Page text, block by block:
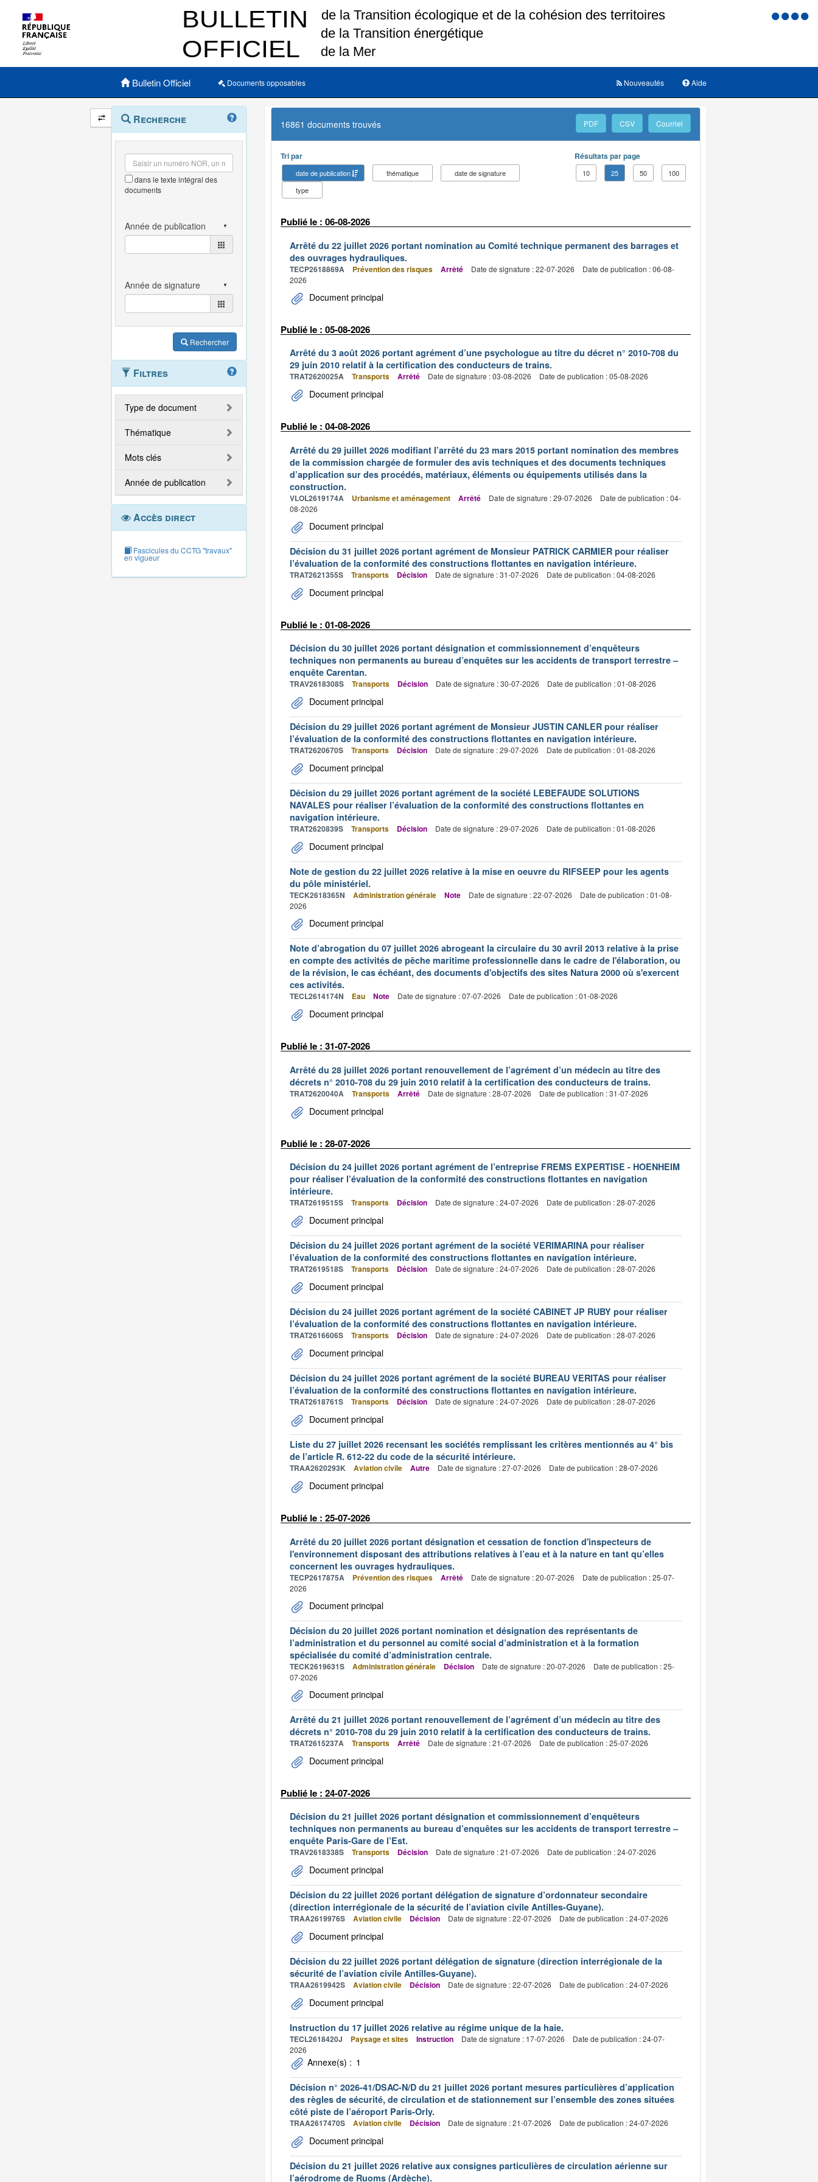
Menu
Menu principal
Bulletin Officiel Documents opposables Aide
Nouveautés
Navigation
et
outils
annexes
Menu
contextuel
Recherche
dans le texte intégral des
documents
Rechercher
Filtres
Type de document
Thématique
Mots clés
Année de publication
Accès direct
Fascicules du CCTG "travaux"
en vigueur
16861 documents trouvés PDF CSV Courriel
Tri par
date de publication thématique
date de signature
type
Résultats par page
10 25 50 100
Publié le : 06-08-2026
Arrêté du 22 juillet 2026 portant nomination au Comité technique permanent des barrages et
des ouvrages hydrauliques.
TECP2618869A Prévention des risques Arrêté Date de signature : 22-07-2026
Date de publication : 06-08-
2026
Document principal
Publié le : 05-08-2026
Arrêté du 3 août 2026 portant agrément d’une psychologue au titre du décret n° 2010-708 du
29 juin 2010 relatif à la certification des conducteurs de trains.
TRAT2620025A Transports Arrêté Date de signature : 03-08-2026 Date de publication : 05-08-2026
Document principal
Publié le : 04-08-2026
Arrêté du 29 juillet 2026 modifiant l’arrêté du 23 mars 2015 portant nomination des membres
de la commission chargée de formuler des avis techniques et des documents techniques
d’application sur des procédés, matériaux, éléments ou équipements utilisés dans la
construction.
VLOL2619174A Urbanisme et aménagement Arrêté Date de signature : 29-07-2026
Date de publication : 04-
08-2026
Document principal
Décision du 31 juillet 2026 portant agrément de Monsieur PATRICK CARMIER pour réaliser
l’évaluation de la conformité des constructions flottantes en navigation intérieure.
TRAT2621355S Transports Décision Date de signature : 31-07-2026 Date de publication : 04-08-2026
Document principal
Publié le : 01-08-2026
Décision du 30 juillet 2026 portant désignation et commissionnement d’enquêteurs
techniques non permanents au bureau d’enquêtes sur les accidents de transport terrestre –
enquête Carentan.
TRAV2618308S Transports Décision Date de signature : 30-07-2026 Date de publication : 01-08-2026
Document principal
Décision du 29 juillet 2026 portant agrément de Monsieur JUSTIN CANLER pour réaliser
l’évaluation de la conformité des constructions flottantes en navigation intérieure.
TRAT2620670S Transports Décision Date de signature : 29-07-2026 Date de publication : 01-08-2026
Document principal
Décision du 29 juillet 2026 portant agrément de la société LEBEFAUDE SOLUTIONS
NAVALES pour réaliser l’évaluation de la conformité des constructions flottantes en
navigation intérieure.
TRAT2620839S Transports Décision Date de signature : 29-07-2026 Date de publication : 01-08-2026
Document principal
Note de gestion du 22 juillet 2026 relative à la mise en oeuvre du RIFSEEP pour les agents
du pôle ministériel.
TECK2618365N Administration générale Note Date de signature : 22-07-2026
Date de publication : 01-08-
2026
Document principal
Note d’abrogation du 07 juillet 2026 abrogeant la circulaire du 30 avril 2013 relative à la prise
en compte des activités de pêche maritime professionnelle dans le cadre de l'élaboration, ou
de la révision, le cas échéant, des documents d'objectifs des sites Natura 2000 où s'exercent
ces activités.
TECL2614174N Eau Note Date de signature : 07-07-2026 Date de publication : 01-08-2026
Document principal
Publié le : 31-07-2026
Arrêté du 28 juillet 2026 portant renouvellement de l’agrément d’un médecin au titre des
décrets n° 2010-708 du 29 juin 2010 relatif à la certification des conducteurs de trains.
TRAT2620040A Transports Arrêté Date de signature : 28-07-2026 Date de publication : 31-07-2026
Document principal
Publié le : 28-07-2026
Décision du 24 juillet 2026 portant agrément de l’entreprise FREMS EXPERTISE - HOENHEIM
pour réaliser l’évaluation de la conformité des constructions flottantes en navigation
intérieure.
TRAT2619515S Transports Décision Date de signature : 24-07-2026 Date de publication : 28-07-2026
Document principal
Décision du 24 juillet 2026 portant agrément de la société VERIMARINA pour réaliser
l’évaluation de la conformité des constructions flottantes en navigation intérieure.
TRAT2619518S Transports Décision Date de signature : 24-07-2026 Date de publication : 28-07-2026
Document principal
Décision du 24 juillet 2026 portant agrément de la société CABINET JP RUBY pour réaliser
l’évaluation de la conformité des constructions flottantes en navigation intérieure.
TRAT2616606S Transports Décision Date de signature : 24-07-2026 Date de publication : 28-07-2026
Document principal
Décision du 24 juillet 2026 portant agrément de la société BUREAU VERITAS pour réaliser
l’évaluation de la conformité des constructions flottantes en navigation intérieure.
TRAT2618761S Transports Décision Date de signature : 24-07-2026 Date de publication : 28-07-2026
Document principal
Liste du 27 juillet 2026 recensant les sociétés remplissant les critères mentionnés au 4° bis
de l’article R. 612-22 du code de la sécurité intérieure.
TRAA2620293K Aviation civile Autre Date de signature : 27-07-2026 Date de publication : 28-07-2026
Document principal
Publié le : 25-07-2026
Arrêté du 20 juillet 2026 portant désignation et cessation de fonction d'inspecteurs de
l'environnement disposant des attributions relatives à l’eau et à la nature en tant qu’elles
concernent les ouvrages hydrauliques.
TECP2617875A Prévention des risques Arrêté Date de signature : 20-07-2026
Date de publication : 25-07-
2026
Document principal
Décision du 20 juillet 2026 portant nomination et désignation des représentants de
l’administration et du personnel au comité social d’administration et à la formation
spécialisée du comité d’administration centrale.
TECK2619631S Administration générale Décision Date de signature : 20-07-2026
Date de publication : 25-
07-2026
Document principal
Arrêté du 21 juillet 2026 portant renouvellement de l’agrément d’un médecin au titre des
décrets n° 2010-708 du 29 juin 2010 relatif à la certification des conducteurs de trains.
TRAT2615237A Transports Arrêté Date de signature : 21-07-2026 Date de publication : 25-07-2026
Document principal
Publié le : 24-07-2026
Décision du 21 juillet 2026 portant désignation et commissionnement d’enquêteurs
techniques non permanents au bureau d’enquêtes sur les accidents de transport terrestre –
enquête Paris-Gare de l’Est.
TRAV2618338S Transports Décision Date de signature : 21-07-2026 Date de publication : 24-07-2026
Document principal
Décision du 22 juillet 2026 portant délégation de signature d’ordonnateur secondaire
(direction interrégionale de la sécurité de l’aviation civile Antilles-Guyane).
TRAA2619976S Aviation civile Décision Date de signature : 22-07-2026 Date de publication : 24-07-2026
Document principal
Décision du 22 juillet 2026 portant délégation de signature (direction interrégionale de la
sécurité de l’aviation civile Antilles-Guyane).
TRAA2619942S Aviation civile Décision Date de signature : 22-07-2026 Date de publication : 24-07-2026
Document principal
Instruction du 17 juillet 2026 relative au régime unique de la haie.
TECL2618420J Paysage et sites Instruction Date de signature : 17-07-2026
Date de publication : 24-07-
2026
Annexe(s) : 1
Décision n° 2026-41/DSAC-N/D du 21 juillet 2026 portant mesures particulières d’application
des règles de sécurité, de circulation et de stationnement sur l’ensemble des zones situées
côté piste de l’aéroport Paris-Orly.
TRAA2617470S Aviation civile Décision Date de signature : 21-07-2026 Date de publication : 24-07-2026
Document principal
Décision du 21 juillet 2026 relative aux consignes particulières de circulation aérienne sur
l’aérodrome de Ruoms (Ardèche).